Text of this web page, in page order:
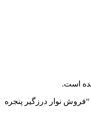
است.
نوار درزگیر پنجره